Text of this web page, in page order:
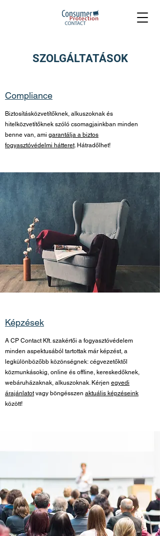
SZOLGÁLTATÁSOK
Compliance
Biztosításközvetítőknek, alkuszoknak és
hitelközvetítőknek szóló csomagjainkban minden
benne van, ami garantálja a biztos
fogyasztóvédelmi hátteret. Hátradőlhet!
Képzések
A CP Contact Kft. szakértői a fogyasztóvédelem
minden aspektusából tartottak már képzést, a
legkülönbözőbb közönségnek: cégvezetőktől
közmunkásokig, online és offline, kereskedőknek,
webáruházaknak, alkuszoknak. Kérjen egyedi
árajánlatot vagy böngésszen aktuális képzéseink
között!